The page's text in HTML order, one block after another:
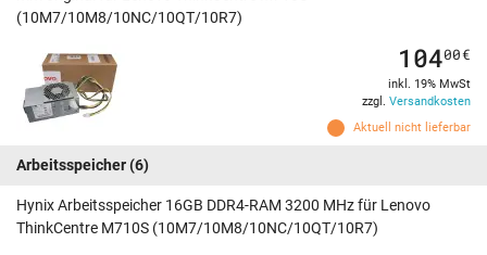
(10M7/10M8/10NC/10QT/10R7)
Aktuell nicht lieferbar
10400€
inkl. 19% MwSt
zzgl. Versandkosten
Arbeitsspeicher(6)
Hynix Arbeitsspeicher 16GB DDR4-RAM 3200 MHz für Lenovo
ThinkCentre M710S (10M7/10M8/10NC/10QT/10R7)